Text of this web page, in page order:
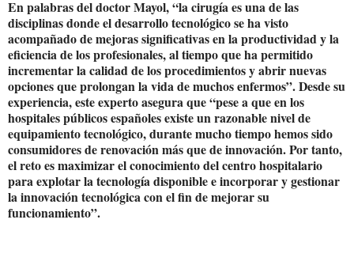
En palabras del doctor Mayol, “la cirugía es una de las
disciplinas donde el desarrollo tecnológico se ha visto
acompañado de mejoras significativas en la productividad y la
eficiencia de los profesionales, al tiempo que ha permitido
incrementar la calidad de los procedimientos y abrir nuevas
opciones que prolongan la vida de muchos enfermos”. Desde su
experiencia, este experto asegura que “pese a que en los
hospitales públicos españoles existe un razonable nivel de
equipamiento tecnológico, durante mucho tiempo hemos sido
consumidores de renovación más que de innovación. Por tanto,
el reto es maximizar el conocimiento del centro hospitalario
para explotar la tecnología disponible e incorporar y gestionar
la innovación tecnológica con el fin de mejorar su
funcionamiento”.